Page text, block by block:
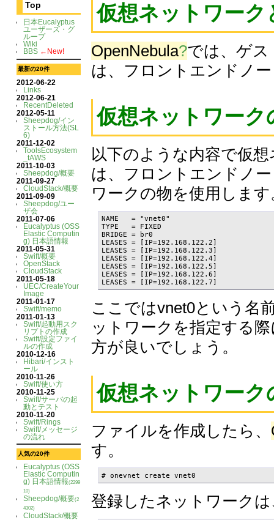
Top
日本Eucalyptus
ユーザーズ・グ
ループ
Wiki
BBS ←New!
最新の20件
2012-06-22
Links
2012-06-21
RecentDeleted
2012-05-11
Sheepdog/イン
ストール方法(SL
6)
2011-12-02
ToolsEcosystem
_tAWS
2011-10-03
Sheepdog/概要
2011-09-27
CloudStack/概要
2011-09-09
Sheepdog/ユー
ザ会
2011-07-06
Eucalyptus (OSS
Elastic Computin
g) 日本語情報
2011-05-31
Swift/概要
OpenStack
CloudStack
2011-05-18
UEC/CreateYour
Image
2011-01-17
Swift/memo
2011-01-13
Swift/起動用スク
リプトの作成
Swift/設定ファイ
ルの作成
2010-12-16
Hibari/インスト
ール
2010-11-26
Swift/使い方
2010-11-25
Swift/サーバの起
動とテスト
2010-11-20
Swift/Rings
Swift/メッセージ
の流れ
人気の20件
Eucalyptus (OSS
Elastic Computin
g) 日本語情報(2299
10)
Sheepdog/概要(2
4302)
CloudStack/概要
仮想ネットワー
OpenNebula?では、ゲ
は、フロントエンドノ
仮想ネットワー
以下のような内容で仮
は、フロントエンドノ
ワークの物を使用します
NAME   = "vnet0"
TYPE   = FIXED
BRIDGE = br0
LEASES = [IP=192.168.122.2]
LEASES = [IP=192.168.122.3]
LEASES = [IP=192.168.122.4]
LEASES = [IP=192.168.122.5]
LEASES = [IP=192.168.122.6]
LEASES = [IP=192.168.122.7]
ここではvnet0という名
ットワークを指定する
方が良いでしょう。
仮想ネットワー
ファイルを作成したら、
す。
# onevnet create vnet0
登録したネットワーク